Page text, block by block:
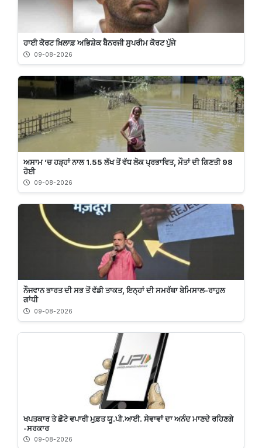
ਹਾਈ ਕੋਰਟ ਖ਼ਿਲਾਫ਼ ਅਭਿਸ਼ੇਕ ਬੈਨਰਜੀ ਸੁਪਰੀਮ ਕੋਰਟ ਪੁੱਜੇ
09-08-2026
ਅਸਾਮ ’ਚ ਹੜ੍ਹਾਂ ਨਾਲ 1.55 ਲੱਖ ਤੋਂ ਵੱਧ ਲੋਕ ਪ੍ਰਭਾਵਿਤ, ਮੌਤਾਂ ਦੀ ਗਿਣਤੀ 98
ਹੋਈ
09-08-2026
ਨੌਜਵਾਨ ਭਾਰਤ ਦੀ ਸਭ ਤੋਂ ਵੱਡੀ ਤਾਕਤ, ਇਨ੍ਹਾਂ ਦੀ ਸਮਰੱਥਾ ਬੇਮਿਸਾਲ-ਰਾਹੁਲ
ਗਾਂਧੀ
09-08-2026
ਖਪਤਕਾਰ ਤੇ ਛੋਟੇ ਵਪਾਰੀ ਮੁਫ਼ਤ ਯੂ.ਪੀ.ਆਈ. ਸੇਵਾਵਾਂ ਦਾ ਅਨੰਦ ਮਾਣਦੇ ਰਹਿਣਗੇ
-ਸਰਕਾਰ
09-08-2026